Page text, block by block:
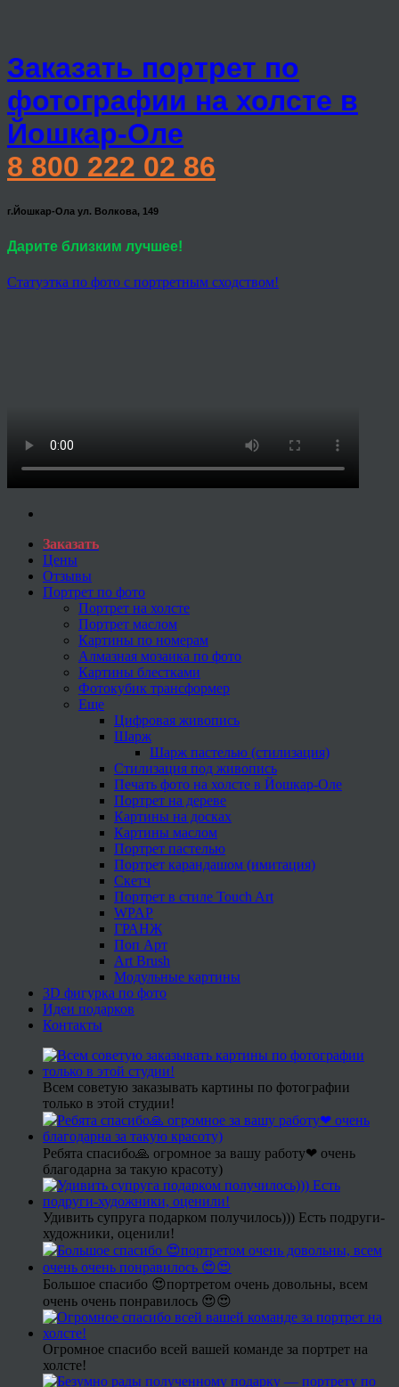
Заказать портрет по
фотографии на холсте в
Йошкар-Оле
8 800 222 02 86
г.Йошкар-Ола ул. Волкова, 149
Дарите близким лучшее!
Статуэтка по фото с портретным сходством!
Заказать
Цены
Отзывы
Портрет по фото
Портрет на холсте
Портрет маслом
Картины по номерам
Алмазная мозаика по фото
Картины блестками
Фотокубик трансформер
Еще
Цифровая живопись
Шарж
Шарж пастелью (стилизация)
Стилизация под живопись
Печать фото на холсте в Йошкар-Оле
Портрет на дереве
Картины на досках
Картины маслом
Портрет пастелью
Портрет карандашом (имитация)
Скетч
Портрет в стиле Touch Art
WPAP
ГРАНЖ
Поп Арт
Art Brush
Модульные картины
3D фигурка по фото
Идеи подарков
Контакты
Всем советую заказывать картины по фотографии
только в этой студии!
Ребята спасибо🙏 огромное за вашу работу❤ очень
благодарна за такую красоту)
Удивить супруга подарком получилось))) Есть подруги-
художники, оценили!
Большое спасибо 😍портретом очень довольны, всем
очень очень понравилось 😍😍
Огромное спасибо всей вашей команде за портрет на
холсте!